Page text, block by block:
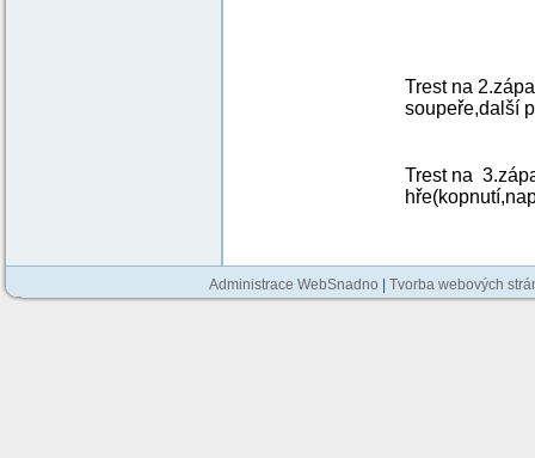
Trest na
soupeře,další
Trest na
Administrace WebSnadno Tvorba webových